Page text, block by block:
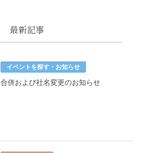
最新記事
イベントを探す・お知らせ
合併および社名変更のお知らせ